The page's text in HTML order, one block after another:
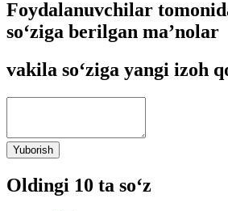
Foydalanuvchilar
so‘ziga berilgan ma’nolar
vakila so‘ziga yangi izoh
Yuborish
Oldingi 10 ta so‘z